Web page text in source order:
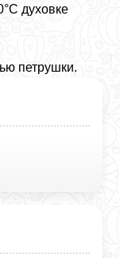
духовке
петрушки.